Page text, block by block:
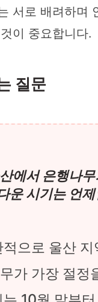
서로 배려하며
이 중요합니다.
질문
에서 은행나
운 시기는 언
으로 울산 지
가 가장 절정